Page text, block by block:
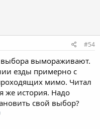
#54
вымораживают.
езды примерно с
мимо. Читал
же история. Надо
свой выбор?